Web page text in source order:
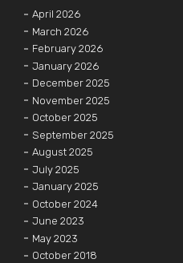
April 2026
March 2026
February 2026
January 2026
December 2025
November 2025
October 2025
September 2025
August 2025
July 2025
January 2025
October 2024
June 2023
May 2023
October 2018